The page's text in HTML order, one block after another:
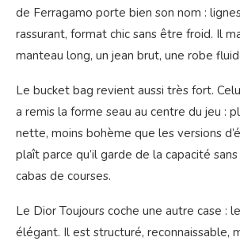
de Ferragamo porte bien son nom :
rassurant, format chic sans être froid. Il
manteau long, un jean brut, une robe
Le bucket bag revient aussi très fort.
a remis la forme seau au centre du jeu :
nette, moins bohème que les versions
plaît parce qu’il garde de la capacité
cabas de courses.
Le Dior Toujours coche une autre case :
élégant. Il est structuré, reconnaissable,